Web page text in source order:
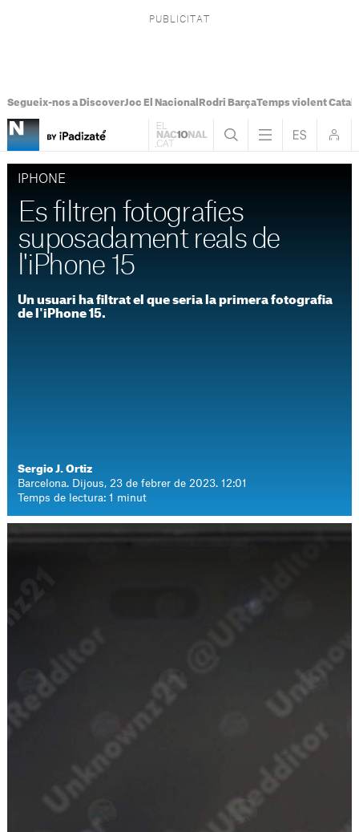
Segueix-nos a DiscoverJoc El Nacional Rodri BarçaTemps violent
IPHONE
Es filtren fotografies
suposadament reals de
l'iPhone 15
Un usuari ha filtrat el que seria la primera fotografia
de l'iPhone 15.
Sergio J. Ortiz
Barcelona. Dijous, 23 de febrer de 2023. 12:01
Temps de lectura: 1 minut